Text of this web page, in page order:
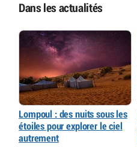
Dans les actualités
Lompoul : des nuits sous les
étoiles pour explorer le ciel
autrement